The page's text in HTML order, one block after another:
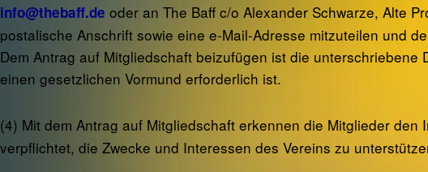
info@thebaff.de oder an The Baff c/o Alexander Schwarze, Alte
postalische Anschrift sowie eine e-Mail-Adresse mitzuteilen und
Dem Antrag auf Mitgliedschaft beizufügen ist die
einen gesetzlichen Vormund erforderlich ist.
(4) Mit dem Antrag auf Mitgliedschaft erkennen die Mitglieder den
verpflichtet, die Zwecke und Interessen des Vereins zu